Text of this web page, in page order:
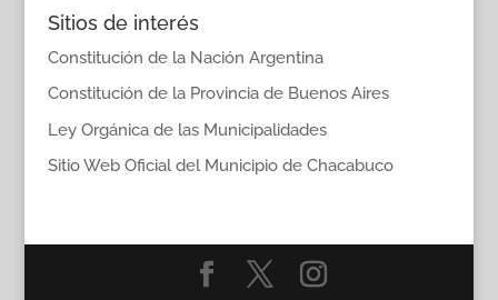
Sitios de interés
Constitución de la Nación Argentina
Constitución de la Provincia de Buenos Aires
Ley Orgánica de las Municipalidades
Sitio Web Oficial del Municipio de Chacabuco